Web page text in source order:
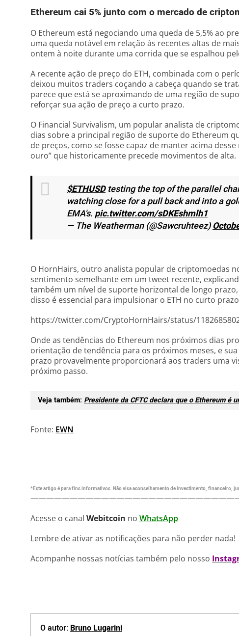
Ethereum cai 5% junto com o mercado de
O Ethereum está negociando uma queda de 5,5% ao
uma queda notável em relação às recentes altas de
ontem à noite durante uma corrida que se espalhou
A recente ação de preço do ETH, combinada com o
deixou muitos traders coçando a cabeça quando se
parece que está se aproximando de uma região de
reforçar sua ação de preço a curto prazo.
O Financial Survivalism, um popular analista de
dias sobre a principal região de suporte do Ethereum
de preços, como se fosse capaz de manter acima
ouro” que historicamente precede movimentos de alta.
$ETHUSDtesting the top of the parallel
watching close for a pull back and into a
EMA's.pic.twitter.com/sDKEshmlh1
— The Weatherman (@Sawcruhteez)
O HornHairs, outro analista popular de criptomoedas
sentimento semelhante em um tweet recente,
também um nível de suporte horizontal de longo
disso é essencial para impulsionar o ETH no curto
https://twitter.com/CryptoHornHairs/status/
Onde as tendências do Ethereum nos próximos dias
orientação de tendência para os próximos meses, e
prazo provavelmente proporcionará aos traders uma
próximo passo.
Veja também: Presidente da CFTC declara que o Ethereum é
Fonte: EWN
*Este artigo é para fins informativos. Não visa aconselhamento de investimento, financeiro,
Acesse o canal Webitcoin no WhatsApp
Lembre de ativar as notificações para não perder nada!
Acompanhe nossas notícias também pelo nosso
O autor:Bruno Lugarini